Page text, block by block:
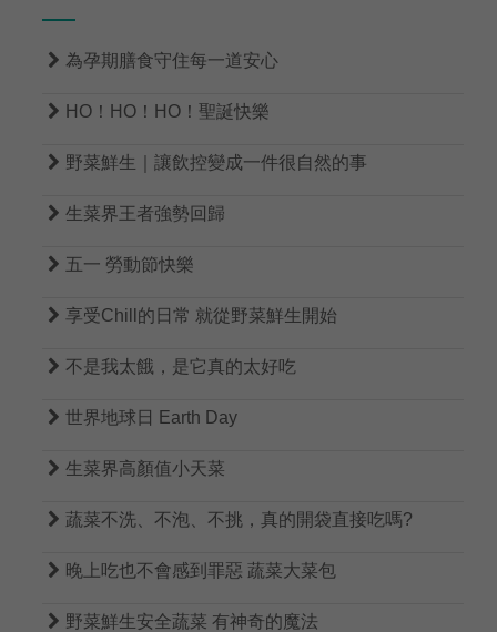
 為孕期膳食守住每一道安心
 HO！HO！HO！聖誕快樂
 野菜鮮生｜讓飲控變成一件很自然的事
 生菜界王者強勢回歸
 五一 勞動節快樂
 享受Chill的日常 就從野菜鮮生開始
 不是我太餓，是它真的太好吃
 世界地球日 Earth Day
 生菜界高顏值小天菜
 蔬菜不洗、不泡、不挑，真的開袋直接吃嗎?
 晚上吃也不會感到罪惡 蔬菜大菜包
 野菜鮮生安全蔬菜 有神奇的魔法